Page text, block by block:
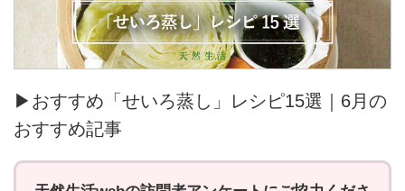
▶おすすめ「せいろ蒸し」レシピ15選｜6月の
おすすめ記事